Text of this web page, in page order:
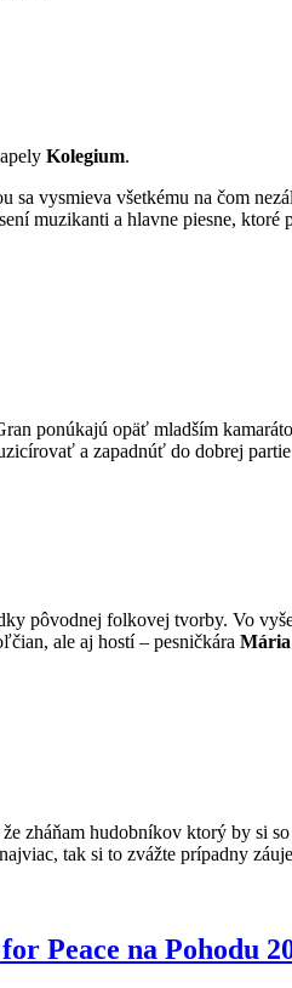
Kolegium.
vysmieva všetkému na čom
muzikanti a hlavne piesne, ktoré
ponúkajú opäť mladším
a zapadnúť do dobrej
pôvodnej folkovej tvorby. Vo
ale aj hostí – pesničkára
zháňam hudobníkov ktorý by si
tak si to zvážte prípadny
Peace na Pohodu